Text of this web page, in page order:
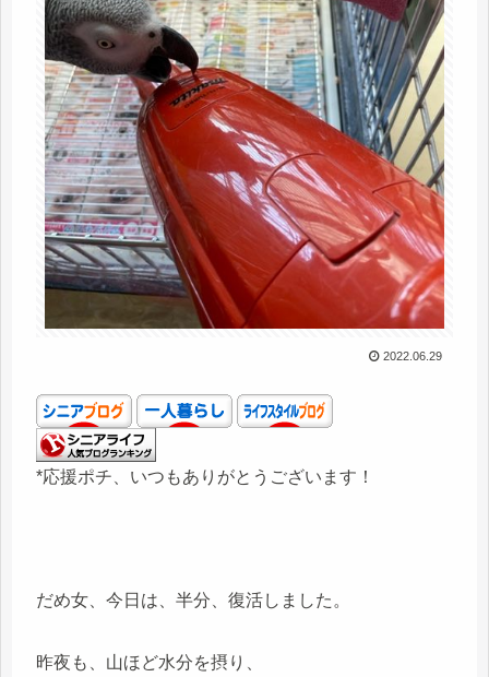
2022.06.29
*応援ポチ、いつもありがとうございます！
だめ女、今日は、半分、復活しました。
昨夜も、山ほど水分を摂り、